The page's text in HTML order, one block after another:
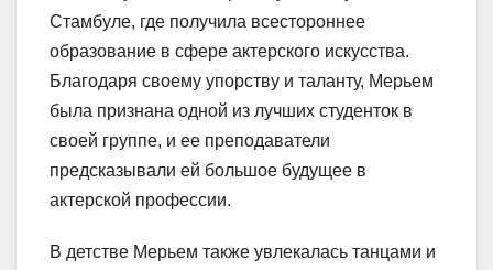
Стамбуле, где получила всестороннее
образование в сфере актерского искусства.
Благодаря своему упорству и таланту, Мерьем
была признана одной из лучших студенток в
своей группе, и ее преподаватели
предсказывали ей большое будущее в
актерской профессии.
В детстве Мерьем также увлекалась танцами и